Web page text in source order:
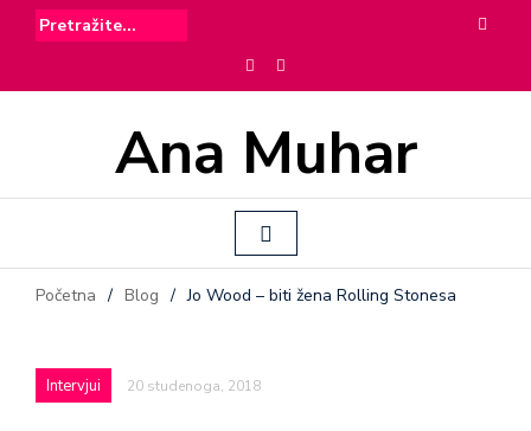
Ana Muhar
Početna / Blog / Jo Wood – biti žena Rolling Stonesa
Intervjui 20 studenoga, 2018